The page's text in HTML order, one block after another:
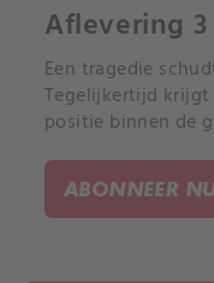
Aflevering
Een tragedie
Tegelijkertijd krijgt
positie binnen de
ABONNEER